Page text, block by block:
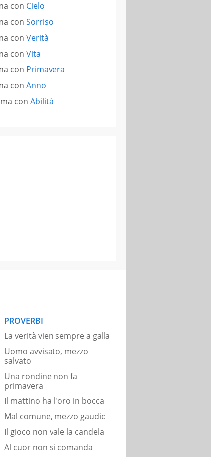
con Cielo
con Sorriso
con Verità
con Vita
con Primavera
con Anno
con Abilità
PROVERBI
La verità vien sempre a galla
Uomo avvisato, mezzo
salvato
Una rondine non fa
primavera
Il mattino ha l'oro in bocca
Mal comune, mezzo gaudio
Il gioco non vale la candela
Al cuor non si comanda